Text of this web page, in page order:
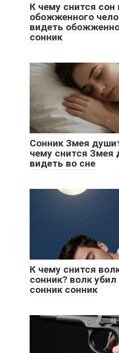
К чему снится сон
обожженного
видеть
сонник
Сонник Змея
чему снится Змея
видеть во сне
К чему снится
сонник? волк
сонник сонник